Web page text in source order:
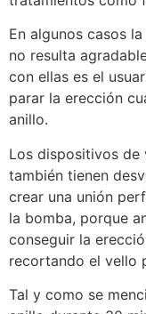
En algunos casos
no resulta
con ellas es el
parar la erección
anillo.
Los dispositivos de
también tienen
crear una unión
la bomba, porque
conseguir la
recortando el vello
Tal y como se